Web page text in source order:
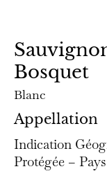
Bosquet
Blanc
Appellation
Indication
Protégée –